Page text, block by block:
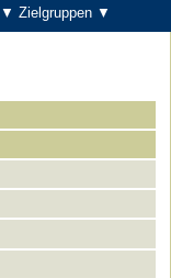
▼ Zielgruppen ▼